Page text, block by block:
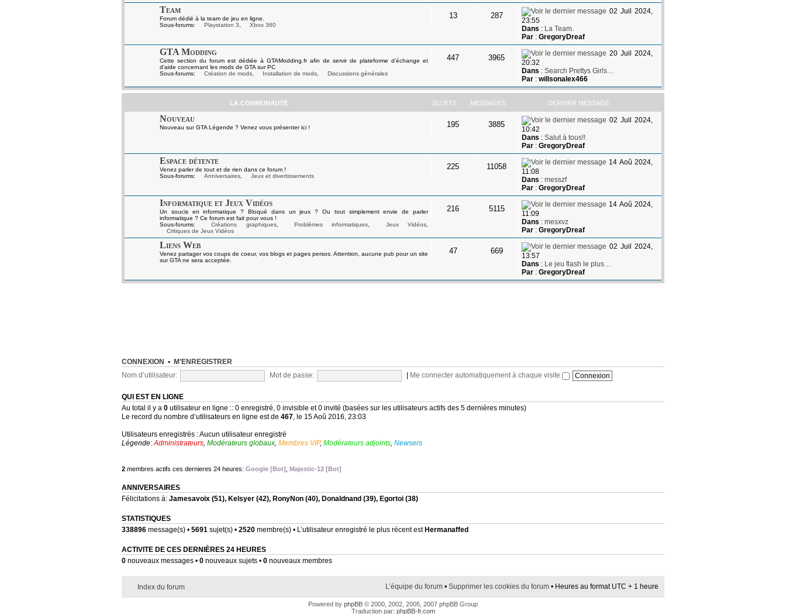
Team
Forum dédié à la team de jeu en ligne.
Sous-forums:
Playstation 3 Xbox 360
13 287
02 Juil 2024,
23:55
Dans : La Team.
Par: GregoryDreaf
GTA Modding
Cette section du forum est dédiée à GTAModding.fr afin de servir de plateforme d'échange et
d'aide concernant les mods de GTA sur PC
Sous-forums:
Création de mods Installation de mods Discussions générales
447 3965
20 Juil 2024,
20:32
Dans : Search Prettys Girls…
Par: willsonalex466
LA COMMUNAUTÉ SUJETS MESSAGES DERNIER MESSAGE
Nouveau
Nouveau sur GTA Légende ? Venez vous présenter ici ! 195 3885
02 Juil 2024,
10:42
Dans : Salut à tous!!
Par: GregoryDreaf
Espace détente
Venez parler de tout et de rien dans ce forum !
Sous-forums:
Anniversaires Jeux et divertissements
225 11058
14 Aoû 2024,
11:08
Dans : messzf
Par: GregoryDreaf
Informatique et Jeux Vidéos
Un soucis en informatique ? Bloqué dans un jeux ? Ou tout simplement envie de parler
informatique ? Ce forum est fait pour vous !
Sous-forums:
Créations graphiques, Problèmes informatiques Jeux Vidéos
Critiques de Jeux Vidéos
216 5115
14 Aoû 2024,
11:09
Dans : mesxvz
Par: GregoryDreaf
Liens Web
Venez partager vos coups de coeur, vos blogs et pages persos. Attention, aucune pub pour un site
sur GTA ne sera acceptée.
47 669
02 Juil 2024,
13:57
Dans : Le jeu flash le plus…
Par: GregoryDreaf
CONNEXION • M’ENREGISTRER
Nom d’utilisateur: Mot de passe: Me connecter automatiquement à chaque visite
QUI EST EN LIGNE
Au total il y a 0 utilisateur en ligne :: 0 enregistré, 0 invisible et 0 invité (basées sur les utilisateurs actifs des 5 dernières minutes)
Le record du nombre d’utilisateurs en ligne est de 467, le 15 Aoû 2016, 23:03
Utilisateurs enregistrés : Aucun utilisateur enregistré
Légende:Administrateurs, Modérateurs globaux, Membres VIP, Modérateurs adjoints, Newsers
2 membres actifs ces dernieres 24 heures: Google [Bot] Majestic-12 [Bot]
ANNIVERSAIRES
Félicitations à: Jamesavoix (51), Kelsyer (42), RonyNon (40), Donaldnand (39), Egortoi (38)
STATISTIQUES
338896 message(s) • 5691 sujet(s) • 2520 membre(s) • L’utilisateur enregistré le plus récent est Hermanaffed
ACTIVITE DE CES DERNIÈRES 24 HEURES
0 nouveaux messages • 0 nouveaux sujets • 0 nouveaux membres
Index du forum L’équipe du forum • Supprimer les cookies du forum • Heures au format UTC + 1 heure
Powered by phpBB © 2000, 2002, 2005, 2007 phpBB Group
Traduction par: phpBB-fr.com